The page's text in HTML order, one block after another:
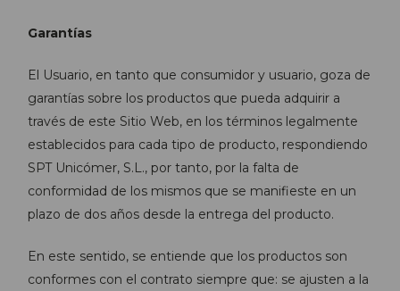
Garantías
El Usuario, en tanto que consumidor y usuario, goza de
garantías sobre los productos que pueda adquirir a
través de este Sitio Web, en los términos legalmente
establecidos para cada tipo de producto, respondiendo
SPT Unicómer, S.L., por tanto, por la falta de
conformidad de los mismos que se manifieste en un
plazo de dos años desde la entrega del producto.
En este sentido, se entiende que los productos son
conformes con el contrato siempre que: se ajusten a la